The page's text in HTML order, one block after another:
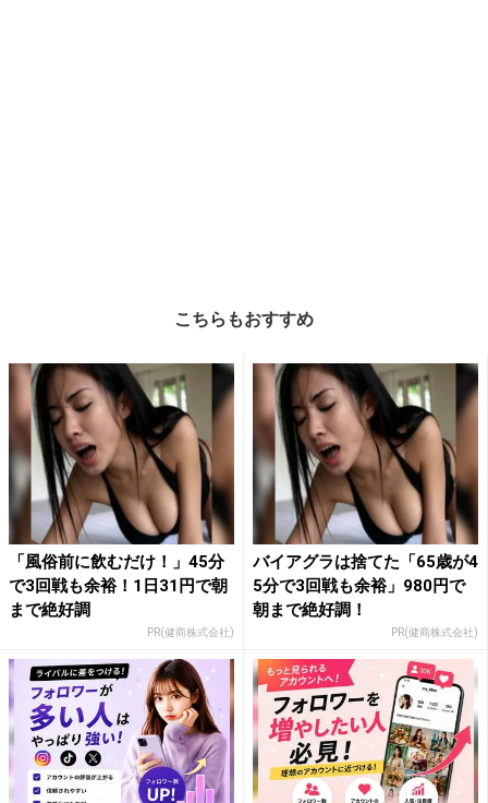
こちらもおすすめ
「風俗前に飲むだけ！」45分
で3回戦も余裕！1日31円で朝
まで絶好調
PR(健商株式会社)
バイアグラは捨てた「65歳が4
5分で3回戦も余裕」980円で
朝まで絶好調！
PR(健商株式会社)